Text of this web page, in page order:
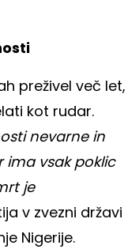
preživel več let,
kot rudar.
nevarne in
ima vsak poklic
je
v zvezni državi
Nigerije.